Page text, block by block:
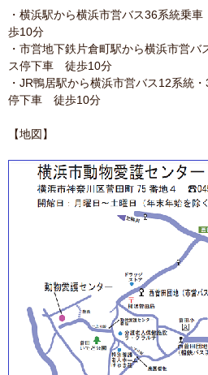
・横浜駅から横浜市営バス36系統乗
歩10分
・市営地下鉄片倉町駅から横浜市営
ス停下車 徒歩10分
・JR鴨居駅から横浜市営バス12系統
停下車 徒歩10分
【地図】